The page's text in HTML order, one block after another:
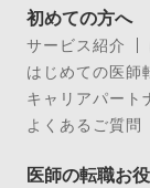
初めての方へ
サービス紹介
はじめての医師
キャリアパート
よくあるご質問
医師の転職お